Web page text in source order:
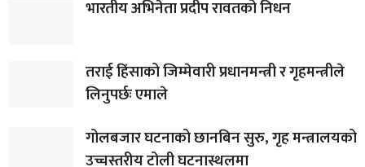
भारतीय अभिनेता प्रदीप रावतको निधन
तराई हिंसाको जिम्मेवारी प्रधानमन्त्री र गृहमन्त्रीले
लिनुपर्छः एमाले
गोलबजार घटनाको छानबिन सुरु, गृह मन्त्रालयको
उच्चस्तरीय टोली घटनास्थलमा